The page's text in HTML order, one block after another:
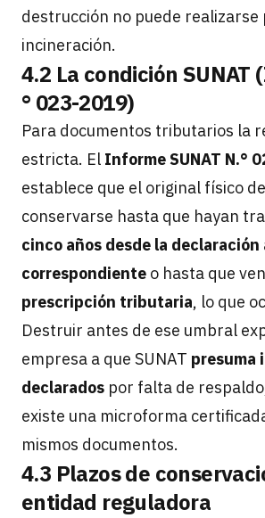
destrucción no puede realizarse
incineración.
4.2 La condición SUNAT
° 023-2019)
Para documentos tributarios la
estricta. El Informe SUNAT N.°
establece que el original físico
conservarse hasta que hayan
cinco años desde la declaración
correspondiente o hasta que
prescripción tributaria, lo que
Destruir antes de ese umbral
empresa a que SUNAT presuma
declarados por falta de
existe una microforma
mismos documentos.
4.3 Plazos de
entidad reguladora